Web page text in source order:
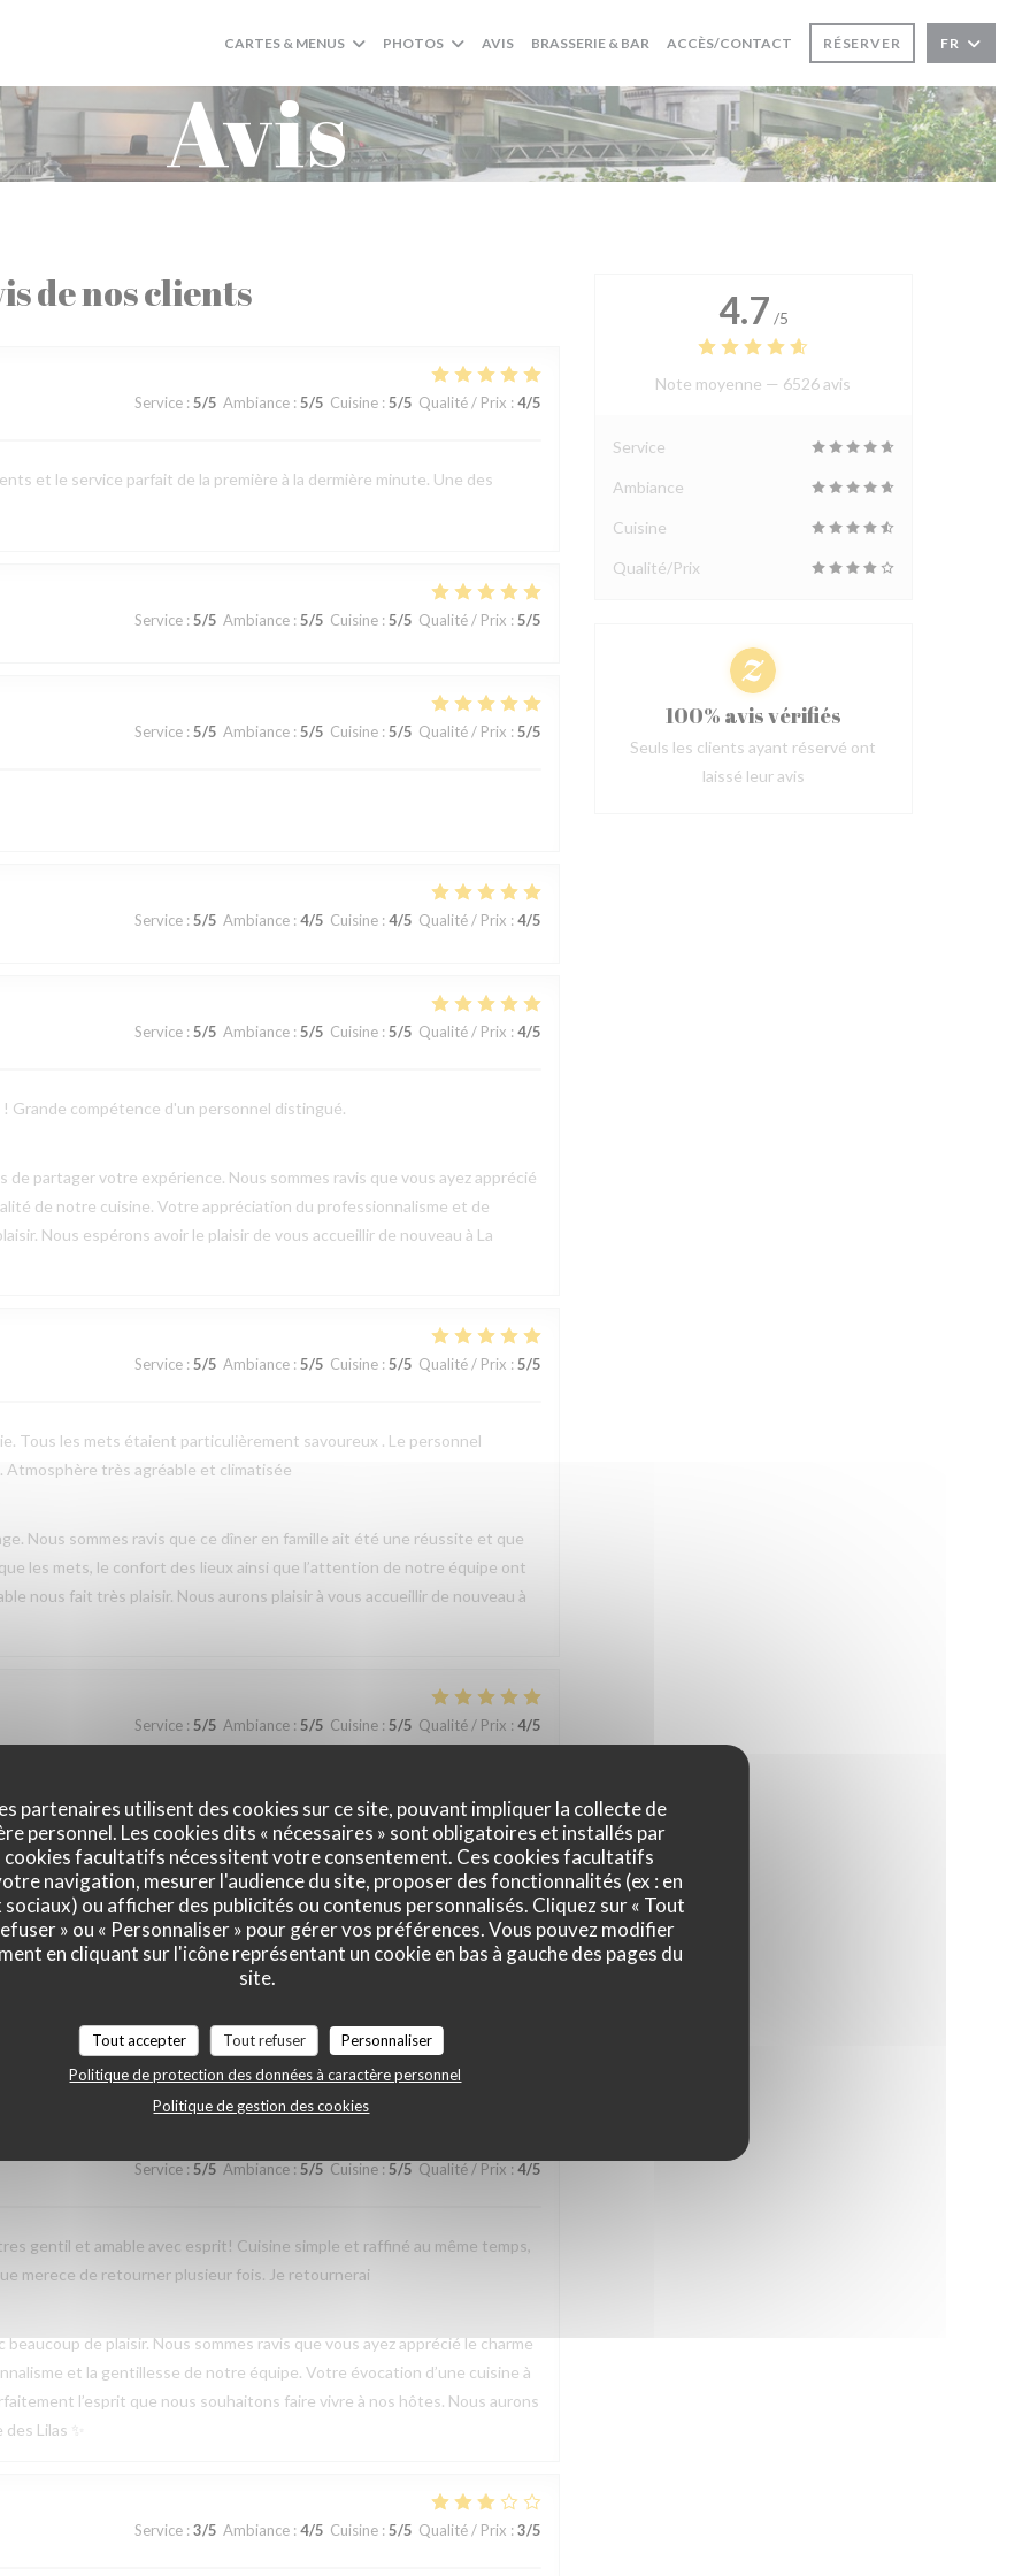
partenaires utilisent des cookies sur ce site, pouvant impliquer la collecte de
personnel. Les cookies dits « nécessaires » sont obligatoires et installés par
facultatifs nécessitent votre consentement. Ces cookies facultatifs
navigation, mesurer l'audience du site, proposer des fonctionnalités (ex : en
sociaux) ou afficher des publicités ou contenus personnalisés. Cliquez sur « Tout
» ou « Personnaliser » pour gérer vos préférences. Vous pouvez modifier
en cliquant sur l'icône représentant un cookie en bas à gauche des pages du
site.
Tout accepter Tout refuser
Personnaliser
Politique de protection des données à caractère personnel
Politique de gestion des cookies
CARTES & MENUS PHOTOS AVIS BRASSERIE & BAR ACCÈS/CONTACT RÉSERVER FR
Avis
de nos clients
Service: 5/5 Ambiance: 5/5 Cuisine: 5/5 Qualité / Prix : 4/5
et le service parfait de la première à la dermière minute. Une des
Service: 5/5 Ambiance: 5/5 Cuisine: 5/5 Qualité / Prix : 5/5
Service: 5/5 Ambiance: 5/5 Cuisine: 5/5 Qualité / Prix : 5/5
Service: 5/5 Ambiance: 4/5 Cuisine: 4/5 Qualité / Prix : 4/5
Service: 5/5 Ambiance: 5/5 Cuisine: 5/5 Qualité / Prix : 4/5
Grande compétence d'un personnel distingué.
de partager votre expérience. Nous sommes ravis que vous ayez apprécié
de notre cuisine. Votre appréciation du professionnalisme et de
Nous espérons avoir le plaisir de vous accueillir de nouveau à La
Service: 5/5 Ambiance: 5/5 Cuisine: 5/5 Qualité / Prix : 5/5
Tous les mets étaient particulièrement savoureux . Le personnel
très agréable et climatisée
Nous sommes ravis que ce dîner en famille ait été une réussite et que
les mets, le confort des lieux ainsi que l’attention de notre équipe ont
nous fait très plaisir. Nous aurons plaisir à vous accueillir de nouveau à
Service: 5/5 Ambiance: 5/5 Cuisine: 5/5 Qualité / Prix : 4/5
services attentionnés et les plats savoureux.
vous ayez passé un agréable moment à La Closerie des Lilas et que
notre équipe ainsi que la qualité de la cuisine. Savoir que cette
fait très plaisir. Nous serons heureux de vous accueillir de nouveau à La
Service:5 /5 Ambiance:5/5 Cuisine:5/5 Qualité / Prix
Service: 5/5 Ambiance: 5/5 Cuisine: 5/5 Qualité / Prix : 4/5
gentil et amable avec esprit! Cuisine simple et raffiné au même temps,
merece de retourner plusieur fois. Je retournerai
de plaisir. Nous sommes ravis que vous ayez apprécié le charme
et la gentillesse de notre équipe. Votre évocation d’une cuisine à
l’esprit que nous souhaitons faire vivre à nos hôtes. Nous aurons
Lilas ✨
Service: 3/5 Ambiance: 4/5 Cuisine: 5/5 Qualité / Prix : 3/5
4.7 /5
Note moyenne — 6526 avis
Service
Ambiance
Cuisine
Qualité/Prix
100% avis vérifiés
Seuls les clients ayant réservé ont
laissé leur avis